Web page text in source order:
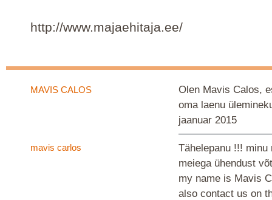
http://www.majaehitaja.ee/
MAVIS CALOS
Olen Mavis Calos,
oma laenu
jaanuar 2015
mavis carlos
Tähelepanu !!!
meiega ühendust
my name is Mavis
also contact us on